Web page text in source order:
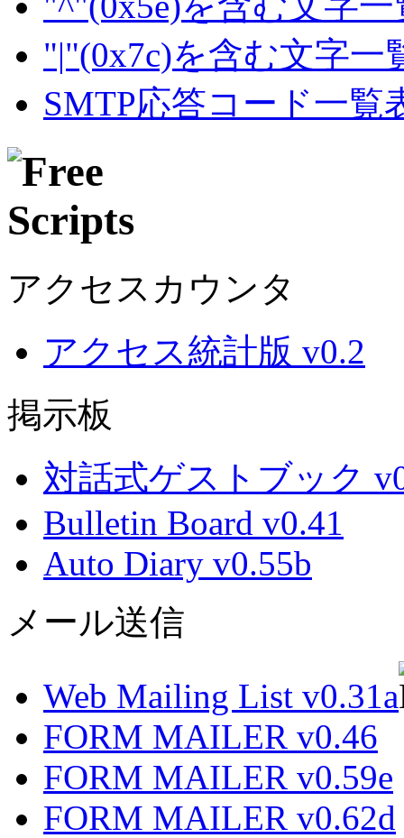
"|"(0x7c)を含む文字一
SMTP応答コード一覧
アクセスカウンタ
アクセス統計版 v0.2
掲示板
対話式ゲストブック
Bulletin Board v0.41
Auto Diary v0.55b
メール送信
Web Mailing List v0.31a
FORM MAILER v0.46
FORM MAILER v0.59e
FORM MAILER v0.62d